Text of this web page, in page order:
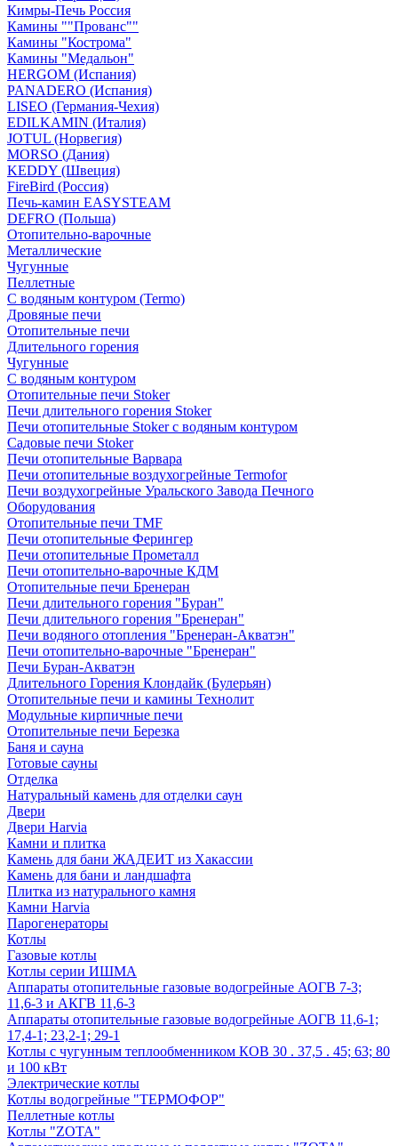
Кимры-Печь Россия
Камины ""Прованс""
Камины "Кострома"
Камины "Медальон"
HERGOM (Испания)
PANADERO (Испания)
LISEO (Германия-Чехия)
EDILKAMIN (Италия)
JOTUL (Норвегия)
MORSO (Дания)
KEDDY (Швеция)
FireBird (Россия)
Печь-камин EASYSTEAM
DEFRO (Польша)
Отопительно-варочные
Металлические
Чугунные
Пеллетные
С водяным контуром (Termo)
Дровяные печи
Отопительные печи
Длительного горения
Чугунные
C водяным контуром
Отопительные печи Stoker
Печи длительного горения Stoker
Печи отопительные Stoker с водяным контуром
Садовые печи Stoker
Печи отопительные Варвара
Печи отопительные воздухогрейные Termofor
Печи воздухогрейные Уральского Завода Печного
Оборудования
Отопительные печи TMF
Печи отопительные Ферингер
Печи отопительные Прометалл
Печи отопительно-варочные КДМ
Отопительные печи Бренеран
Печи длительного горения "Буран"
Печи длительного горения "Бренеран"
Печи водяного отопления "Бренеран-Акватэн"
Печи отопительно-варочные "Бренеран"
Печи Буран-Акватэн
Длительного Горения Клондайк (Булерьян)
Отопительные печи и камины Технолит
Модульные кирпичные печи
Отопительные печи Березка
Баня и сауна
Готовые сауны
Отделка
Натуральный камень для отделки саун
Двери
Двери Harvia
Камни и плитка
Камень для бани ЖАДЕИТ из Хакассии
Камень для бани и ландшафта
Плитка из натурального камня
Камни Harvia
Парогенераторы
Котлы
Газовые котлы
Котлы серии ИШМА
Аппараты отопительные газовые водогрейные АОГВ 7-3;
11,6-3 и АКГВ 11,6-3
Аппараты отопительные газовые водогрейные АОГВ 11,6-1;
17,4-1; 23,2-1; 29-1
Котлы с чугунным теплообменником КОВ 30 . 37,5 . 45; 63; 80
и 100 кВт
Электрические котлы
Котлы водогрейные "ТЕРМОФОР"
Пеллетные котлы
Котлы "ZOTA"